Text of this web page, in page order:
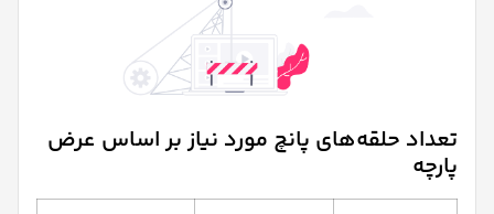
تعداد حلقه‌های پانچ مورد نیاز بر اساس عرض
پارچه